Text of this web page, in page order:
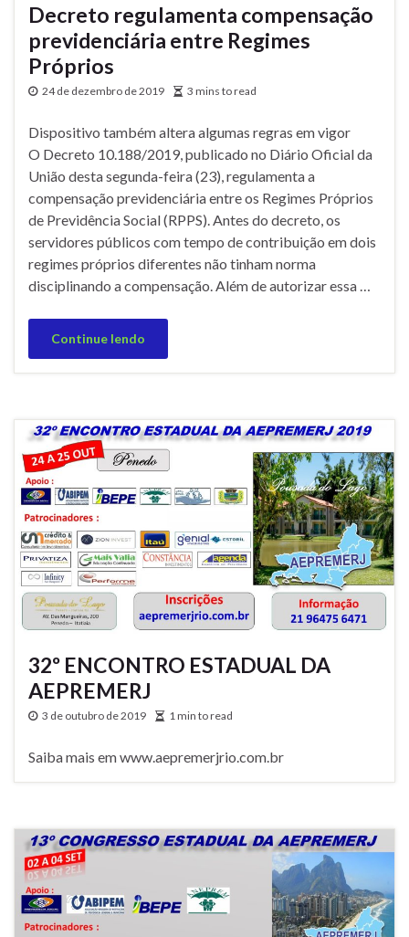
Decreto regulamenta compensação
previdenciária entre Regimes
Próprios
24 de dezembro de 2019 3 mins to read
Dispositivo também altera algumas regras em vigor
O Decreto 10.188/2019, publicado no Diário Oficial da
União desta segunda-feira (23), regulamenta a
compensação previdenciária entre os Regimes Próprios
de Previdência Social (RPPS). Antes do decreto, os
servidores públicos com tempo de contribuição em dois
regimes próprios diferentes não tinham norma
disciplinando a compensação. Além de autorizar essa …
Continue lendo
32º ENCONTRO ESTADUAL DA
AEPREMERJ
3 de outubro de 2019 1 min to read
Saiba mais em www.aepremerjrio.com.br